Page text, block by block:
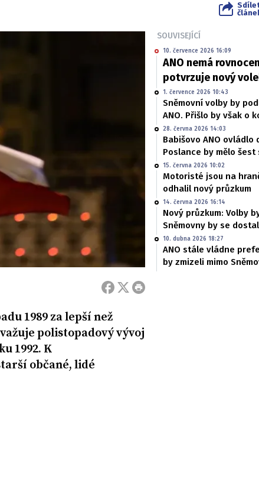
1989 za lepší než
polistopadový vývoj
1992. K
občané, lidé
SOUVISEJÍCÍ
10. července 2026 16:09
ANO nemá
potvrzuje nový
1. července 2026 10:43
Sněmovní volby by
ANO. Přišlo by však o
28. června 2026 14:03
Babišovo ANO ovládlo
Poslance by mělo šest
15. června 2026 10:02
Motoristé jsou na
odhalil nový průzkum
14. června 2026 16:14
Nový průzkum: Volby
Sněmovny by se
10. dubna 2026 18:27
ANO stále vládne
by zmizeli mimo